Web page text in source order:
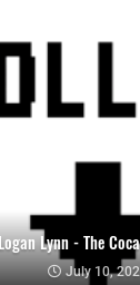
Lynn - The
July 10,